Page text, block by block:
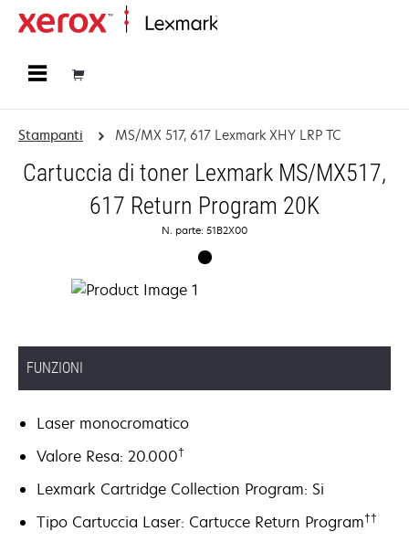
Stampanti MS/MX 517, 617 Lexmark XHY LRP TC
Cartuccia di toner Lexmark MS/MX517,
617 Return Program 20K
N. parte: 51B2X00
FUNZIONI
Laser monocromatico
Valore Resa: 20.000†
Lexmark Cartridge Collection Program: Si
Tipo Cartuccia Laser: Cartucce Return Program††